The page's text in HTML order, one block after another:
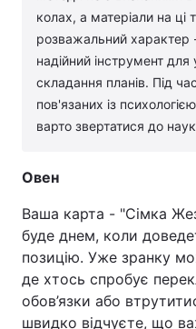
колах, а матеріали на ці
розважальний характер
надійний інструмент
складання планів. Під
пов'язаних із
варто звертатися до
Овен
Ваша карта - "Сімка
буде днем, коли
позицію. Уже зранку
де хтось спробує
обов’язки або
швидко відчуєте, що